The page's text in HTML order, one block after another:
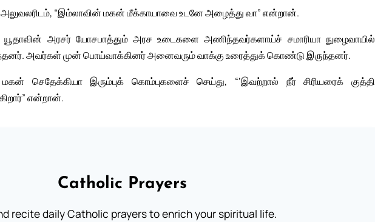
“இம்லாவின் மகன் மீக்காயாவை உடனே அழைத்து வா” என்றான்.
யூதாவின் அரசர் யோசபாத்தும் அரச உடைகளை அணிந்தவர்களாய்ச் சமாரியா நுழைவாயில்
அவர்கள் முன் பொய்வாக்கினர் அனைவரும் வாக்கு உரைத்துக் கொண்டு இருந்தனர்.
செதேக்கியா இரும்புக் கொம்புகளைச் செய்து, “‘இவற்றால் நீர் சிரியரைக் குத்தி
என்றான்.
Catholic Prayers
recite daily Catholic prayers to enrich your spiritual life.